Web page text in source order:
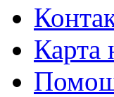
Карта